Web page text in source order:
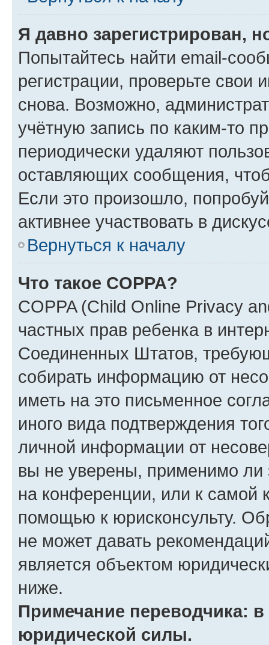
Я давно зарегистрирован,
Попытайтесь найти email-
регистрации, проверьте свои
снова. Возможно,
учётную запись по каким-то
периодически удаляют
оставляющих сообщения,
Если это произошло,
активнее участвовать в
Вернуться к началу
Что такое COPPA?
COPPA (Child Online Privacy
частных прав ребенка в
Соединенных Штатов,
собирать информацию от
иметь на это письменное
иного вида подтверждения
личной информации от
вы не уверены, применимо ли
на конференции, или к самой
помощью к юрисконсульту.
не может давать
является объектом
ниже.
Примечание переводчика:
юридической силы.